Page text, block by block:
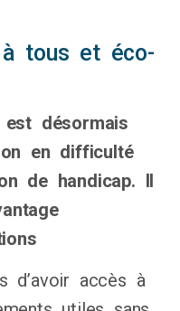
tous et éco-
désormais
en difficulté
de handicap. Il
d’avoir accès à